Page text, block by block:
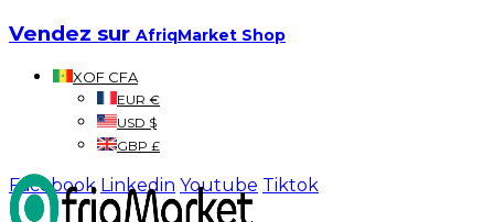
Vendez sur AfriqMarket Shop
XOF CFA
EUR €
USD $
GBP £
Facebook Linkedin Youtube Tiktok